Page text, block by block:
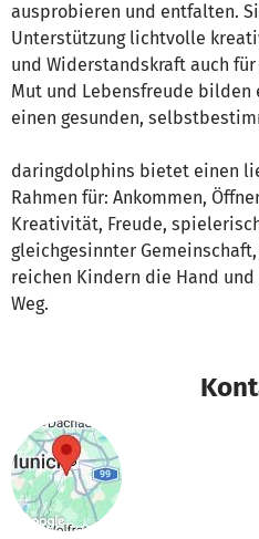
ausprobieren und entfalten.
Unterstützung lichtvolle
und Widerstandskraft auch
Mut und Lebensfreude bilden
einen gesunden,
daringdolphins bietet einen
Rahmen für: Ankommen,
Kreativität, Freude,
gleichgesinnter
reichen Kindern die Hand
Weg.